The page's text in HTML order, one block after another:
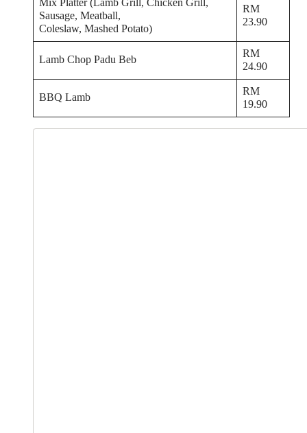
Mix Platter (Lamb Grill, Chicken Grill,
Sausage, Meatball,
Coleslaw, Mashed Potato)
RM
23.90
Lamb Chop Padu Beb
RM
24.90
BBQ Lamb
RM
19.90